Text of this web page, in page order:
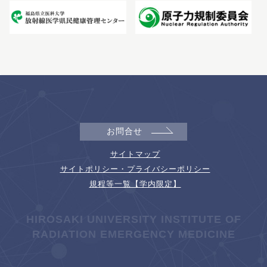
お問合せ
サイトマップ
サイトポリシー・プライバシーポリシー
規程等一覧【学内限定】
HIROSAKI UNIVERSITY INSTITUTE OF
RADIATION EMERGENCY MEDICINE